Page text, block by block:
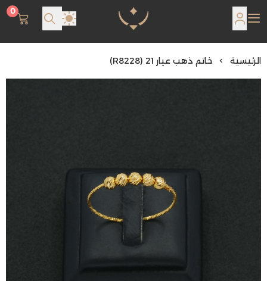
مجوهرات لمعة اللؤلؤة
0
الرئيسية خاتم ذهب عيار 21 (R8228)